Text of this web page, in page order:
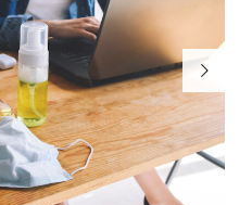
